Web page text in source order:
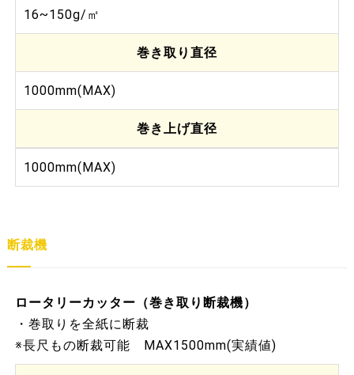
16~150g/㎡
巻き取り直径
1000mm(MAX)
巻き上げ直径
1000mm(MAX)
断裁機
ロータリーカッター（巻き取り断裁機）
・巻取りを全紙に断裁
※長尺もの断裁可能 MAX1500mm(実績値)